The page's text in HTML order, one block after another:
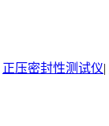
正压密封性测试仪|